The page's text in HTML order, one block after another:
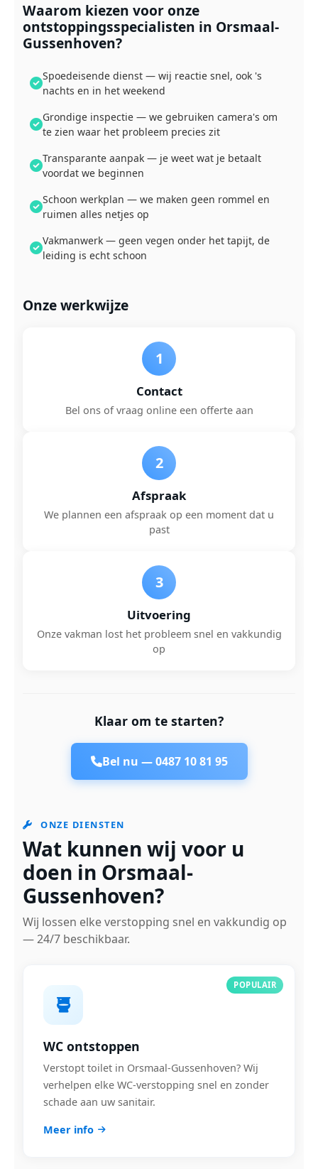
Waarom kiezen voor onze
ontstoppingsspecialisten in Orsmaal-
Gussenhoven?
Spoedeisende dienst — wij reactie snel, ook 's
nachts en in het weekend
Grondige inspectie — we gebruiken camera's om
te zien waar het probleem precies zit
Transparante aanpak — je weet wat je betaalt
voordat we beginnen
Schoon werkplan — we maken geen rommel en
ruimen alles netjes op
Vakmanwerk — geen vegen onder het tapijt, de
leiding is echt schoon
Onze werkwijze
1
Contact
Bel ons of vraag online een offerte aan
2
Afspraak
We plannen een afspraak op een moment dat u
past
3
Uitvoering
Onze vakman lost het probleem snel en vakkundig
op
Klaar om te starten?
Bel nu —0487 10 81 95
ONZE DIENSTEN
Wat kunnen wij voor u
doen in Orsmaal-
Gussenhoven?
Wij lossen elke verstopping snel en vakkundig op
— 24/7 beschikbaar.
POPULAIR
WC ontstoppen
Verstopt toilet in Orsmaal-Gussenhoven? Wij
verhelpen elke WC-verstopping snel en zonder
schade aan uw sanitair.
Meer info